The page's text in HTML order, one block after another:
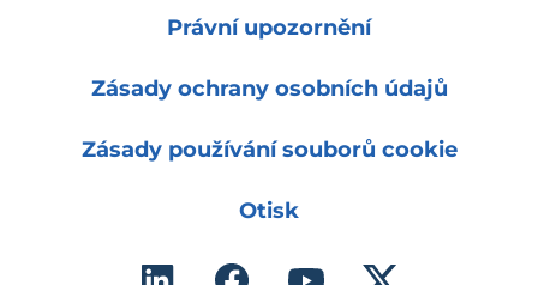
Právní upozornění
Zásady ochrany osobních údajů
Zásady používání souborů cookie
Otisk